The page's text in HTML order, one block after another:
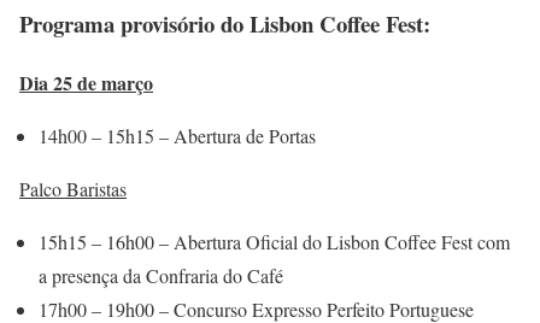
Programa provisório do Lisbon Coffee Fest:
Dia 25 de março
14h00 – 15h15 – Abertura de Portas
Palco Baristas
15h15 – 16h00 – Abertura Oficial do Lisbon Coffee Fest com
a presença da Confraria do Café
17h00 – 19h00 – Concurso Expresso Perfeito Portuguese